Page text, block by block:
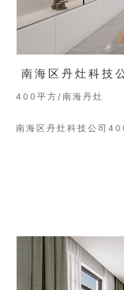
南海区丹灶科技
400平方/南海丹灶
南海区丹灶科技公司